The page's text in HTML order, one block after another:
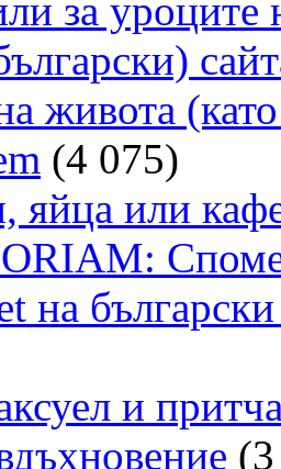
за
живота
(4 075)
яйца или
на
и